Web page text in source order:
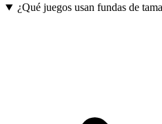
¿Qué juegos usan fundas de